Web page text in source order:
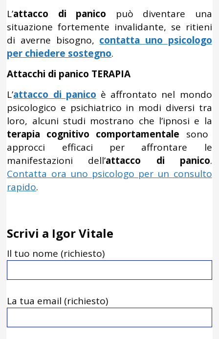
L’attacco di panico può diventare una
situazione fortemente invalidante, se ritieni
di averne bisogno, contatta uno psicologo
per chiedere sostegno.
Attacchi di panico TERAPIA
L’attacco di panico è affrontato nel mondo
psicologico e psichiatrico in modi diversi tra
loro, alcuni studi mostrano che l’ipnosi e la
terapia cognitivo comportamentale sono
approcci efficaci per affrontare le
manifestazioni dell’attacco di panico.
Contatta ora uno psicologo per un consulto
rapido.
Scrivi a Igor Vitale
Il tuo nome (richiesto)
La tua email (richiesto)